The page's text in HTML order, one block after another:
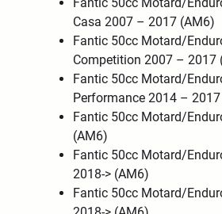
Casa 2007 – 2017 (AM6)
Fantic 50cc Motard/
Competition 2007 – 2017
Fantic 50cc Motard/
Performance 2014 –
Fantic 50cc Motard/
(AM6)
Fantic 50cc Motard/
2018-> (AM6)
Fantic 50cc Motard/